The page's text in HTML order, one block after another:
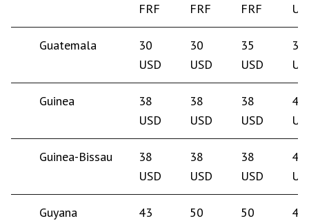
FRF
FRF
FRF
Guatemala
30
USD
30
USD
35
USD
35
Guinea
38
USD
38
USD
38
USD
40
Guinea-Bissau
38
USD
38
USD
38
USD
40
Guyana
43
50
50
45